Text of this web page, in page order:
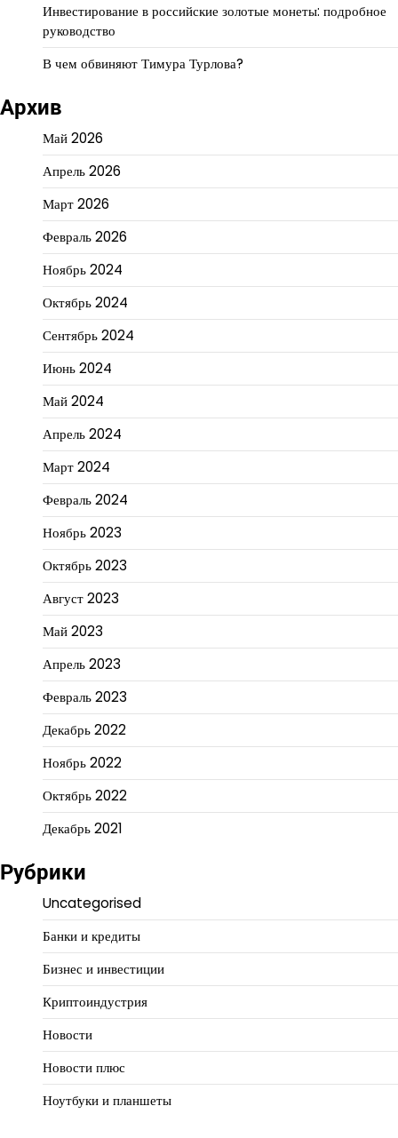
Инвестирование в российские золотые монеты: подробное
руководство
В чем обвиняют Тимура Турлова?
Архив
Май 2026
Апрель 2026
Март 2026
Февраль 2026
Ноябрь 2024
Октябрь 2024
Сентябрь 2024
Июнь 2024
Май 2024
Апрель 2024
Март 2024
Февраль 2024
Ноябрь 2023
Октябрь 2023
Август 2023
Май 2023
Апрель 2023
Февраль 2023
Декабрь 2022
Ноябрь 2022
Октябрь 2022
Декабрь 2021
Рубрики
Uncategorised
Банки и кредиты
Бизнес и инвестиции
Криптоиндустрия
Новости
Новости плюс
Ноутбуки и планшеты